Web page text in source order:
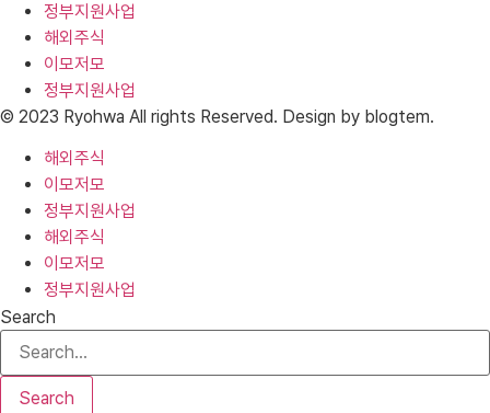
정부지원사업
해외주식
이모저모
정부지원사업
© 2023 Ryohwa All rights Reserved. Design by blogtem.
해외주식
이모저모
정부지원사업
해외주식
이모저모
정부지원사업
Search
Search